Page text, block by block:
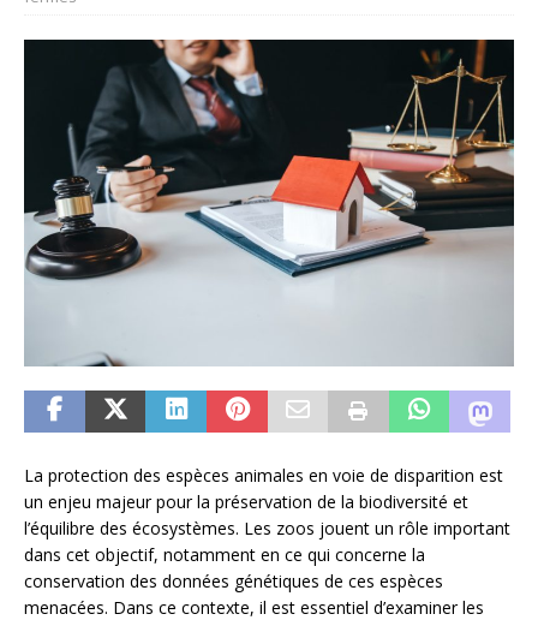
La protection des espèces animales en voie de disparition est
un enjeu majeur pour la préservation de la biodiversité et
l’équilibre des écosystèmes. Les zoos jouent un rôle important
dans cet objectif, notamment en ce qui concerne la
conservation des données génétiques de ces espèces
menacées. Dans ce contexte, il est essentiel d’examiner les